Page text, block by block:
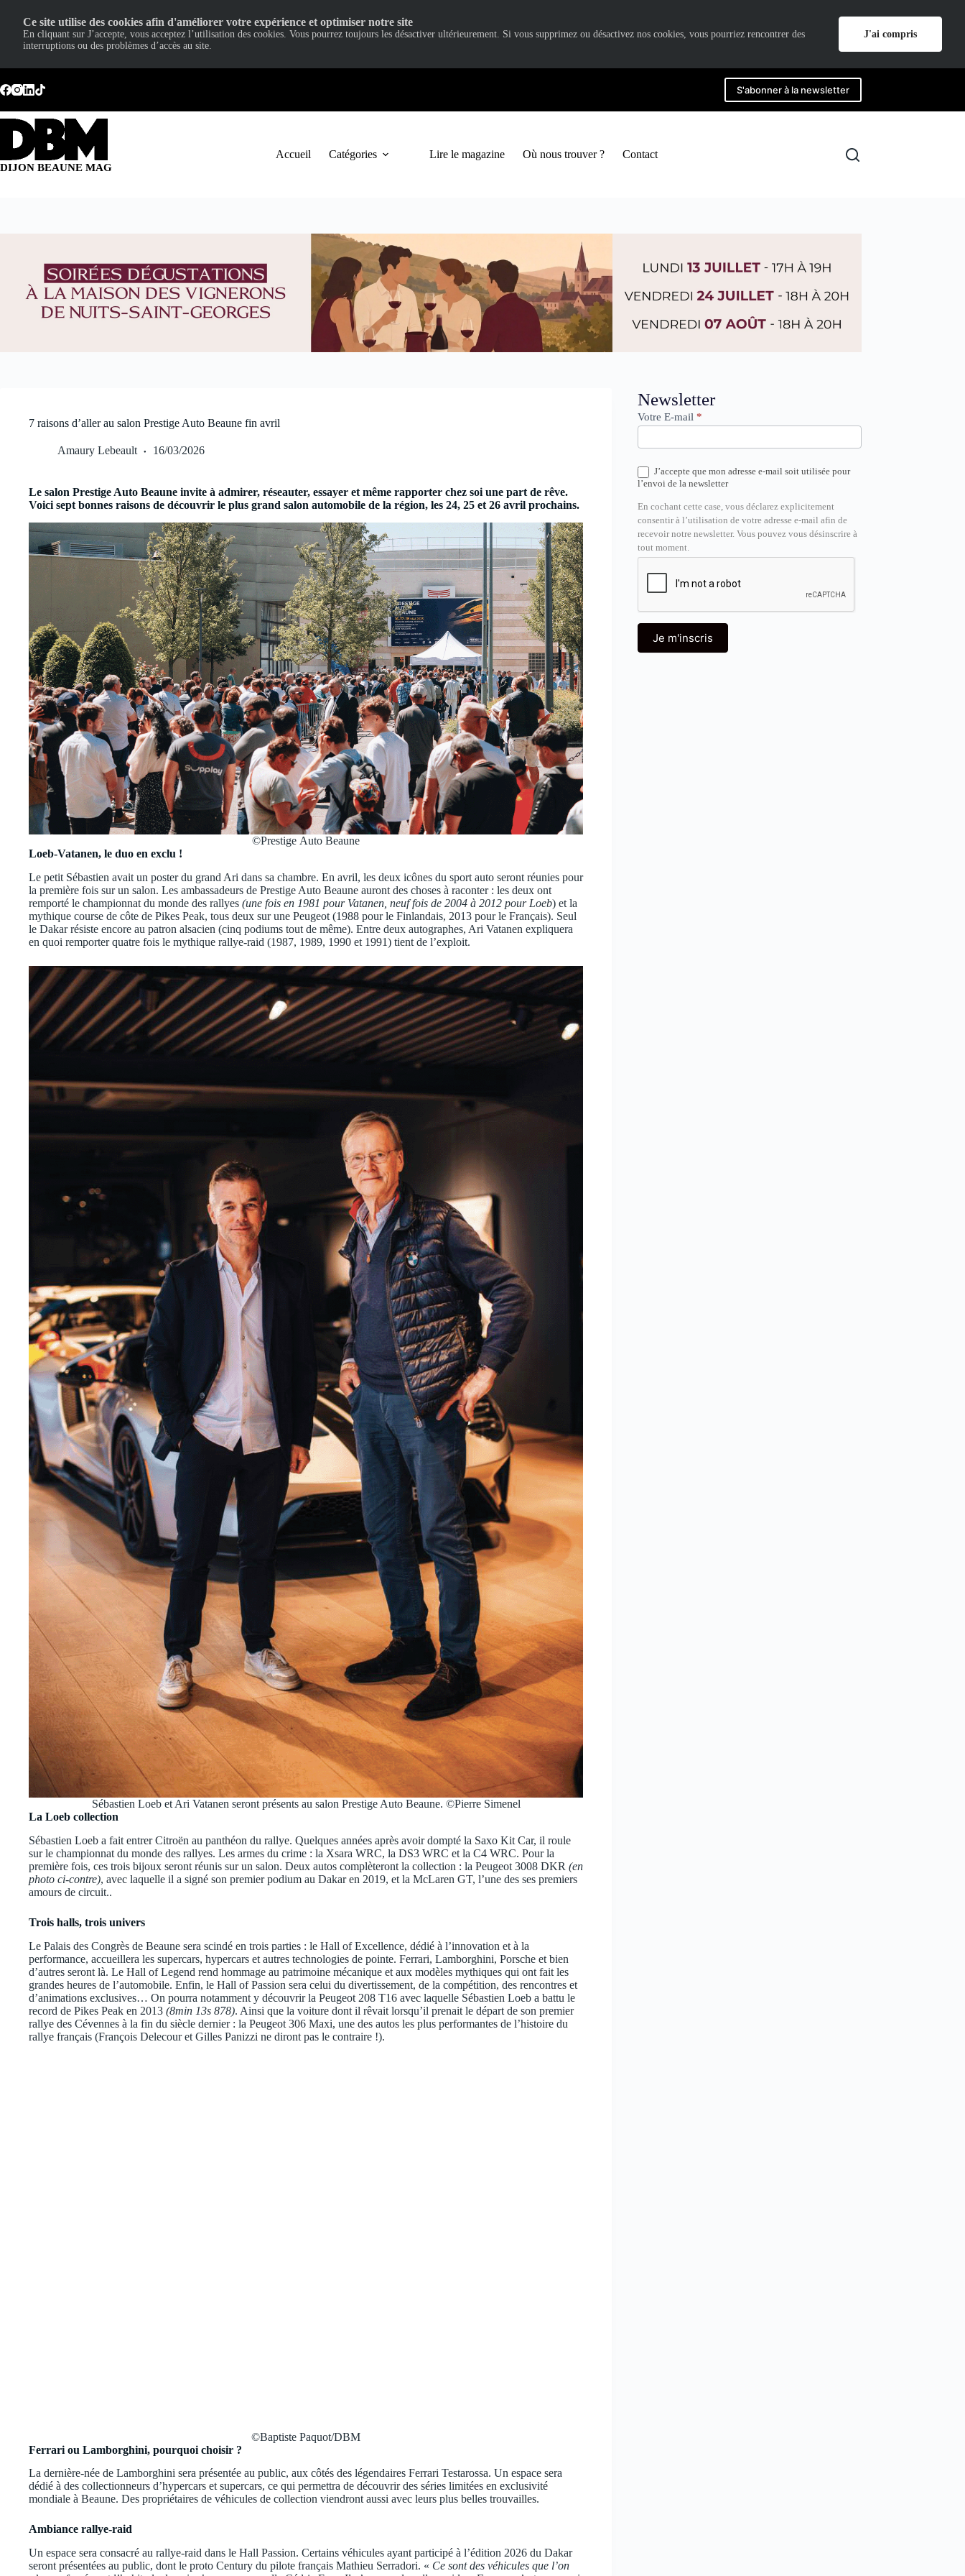
au
contenu
S'abonner à la newsletter
DIJON BEAUNE MAG
Accueil Catégories Lire le magazine Où nous trouver ? Contact
7 raisons d’aller au salon Prestige Auto Beaune fin avril
Amaury Lebeault 16/03/2026
Le salon Prestige Auto Beaune invite à admirer, réseauter, essayer et même rapporter chez soi une part de rêve.
Voici sept bonnes raisons de découvrir le plus grand salon automobile de la région, les 24, 25 et 26 avril prochains.
©Prestige Auto Beaune
Loeb-Vatanen, le duo en exclu !
Le petit Sébastien avait un poster du grand Ari dans sa chambre. En avril, les deux icônes du sport auto seront réunies pour
la première fois sur un salon. Les ambassadeurs de Prestige Auto Beaune auront des choses à raconter : les deux ont
remporté le championnat du monde des rallyes (une fois en 1981 pour Vatanen, neuf fois de 2004 à 2012 pour Loeb) et la
mythique course de côte de Pikes Peak, tous deux sur une Peugeot (1988 pour le Finlandais, 2013 pour le Français). Seul
le Dakar résiste encore au patron alsacien (cinq podiums tout de même). Entre deux autographes, Ari Vatanen expliquera
en quoi remporter quatre fois le mythique rallye-raid (1987, 1989, 1990 et 1991) tient de l’exploit.
Sébastien Loeb et Ari Vatanen seront présents au salon Prestige Auto Beaune. ©Pierre Simenel
La Loeb collection
Sébastien Loeb a fait entrer Citroën au panthéon du rallye. Quelques années après avoir dompté la Saxo Kit Car, il roule
sur le championnat du monde des rallyes. Les armes du crime : la Xsara WRC, la DS3 WRC et la C4 WRC. Pour la
première fois, ces trois bijoux seront réunis sur un salon. Deux autos complèteront la collection : la Peugeot 3008 DKR (en
photo ci-contre), avec laquelle il a signé son premier podium au Dakar en 2019, et la McLaren GT, l’une des ses premiers
amours de circuit..
Trois halls, trois univers
Le Palais des Congrès de Beaune sera scindé en trois parties : le Hall of Excellence, dédié à l’innovation et à la
performance, accueillera les supercars, hypercars et autres technologies de pointe. Ferrari, Lamborghini, Porsche et bien
d’autres seront là. Le Hall of Legend rend hommage au patrimoine mécanique et aux modèles mythiques qui ont fait les
grandes heures de l’automobile. Enfin, le Hall of Passion sera celui du divertissement, de la compétition, des rencontres et
d’animations exclusives… On pourra notamment y découvrir la Peugeot 208 T16 avec laquelle Sébastien Loeb a battu le
record de Pikes Peak en 2013 (8min 13s 878). Ainsi que la voiture dont il rêvait lorsqu’il prenait le départ de son premier
rallye des Cévennes à la fin du siècle dernier : la Peugeot 306 Maxi, une des autos les plus performantes de l’histoire du
rallye français (François Delecour et Gilles Panizzi ne diront pas le contraire !).
©Baptiste Paquot/DBM
Ferrari ou Lamborghini, pourquoi choisir ?
La dernière-née de Lamborghini sera présentée au public, aux côtés des légendaires Ferrari Testarossa. Un espace sera
dédié à des collectionneurs d’hypercars et supercars, ce qui permettra de découvrir des séries limitées en exclusivité
mondiale à Beaune. Des propriétaires de véhicules de collection viendront aussi avec leurs plus belles trouvailles.
Ambiance rallye-raid
Un espace sera consacré au rallye-raid dans le Hall Passion. Certains véhicules ayant participé à l’édition 2026 du Dakar
seront présentées au public, dont le proto Century du pilote français Mathieu Serradori. « Ce sont des véhicules que l’on
Newsletter
Newsletter
Votre E-mail *
J’accepte que mon adresse e-mail soit utilisée pour
l’envoi de la newsletter
En cochant cette case, vous déclarez explicitement
consentir à l’utilisation de votre adresse e-mail afin de
recevoir notre newsletter. Vous pouvez vous désinscrire à
tout moment.
Je m'inscris
Ce site utilise des cookies afin d'améliorer votre expérience et optimiser notre site
En cliquant sur J’accepte, vous acceptez l’utilisation des cookies. Vous pourrez toujours les désactiver ultérieurement. Si vous supprimez ou désactivez nos cookies, vous pourriez rencontrer des
interruptions ou des problèmes d’accès au site.
J'ai compris